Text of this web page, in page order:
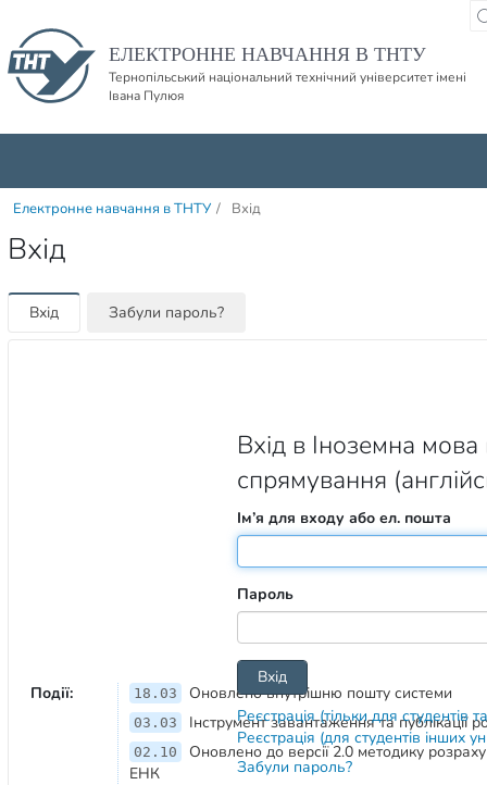
ЕЛЕКТРОННЕ НАВЧАННЯ В ТНТУ
Тернопільський національний технічний університет імені
Івана Пулюя
Електронне навчання в ТНТУ / Вхід
Вхід
Вхід Забули пароль?
Вхід в Іноземна
спрямування
Ім’я для входу або ел. пошта
Пароль
Реєстрація (тільки для студентів
Реєстрація (для студентів інших
Забули пароль?
Події: 18.03 Оновлено внутрішню пошту системи
03.03 Інструмент завантаження та публікації
02.10
Оновлено до версії 2.0 методику
ЕНК